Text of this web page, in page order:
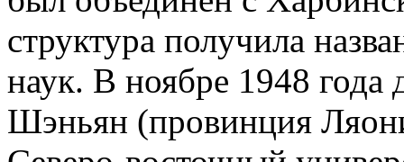
структура получила
наук. В ноябре 1948 года
Шэньян (провинция